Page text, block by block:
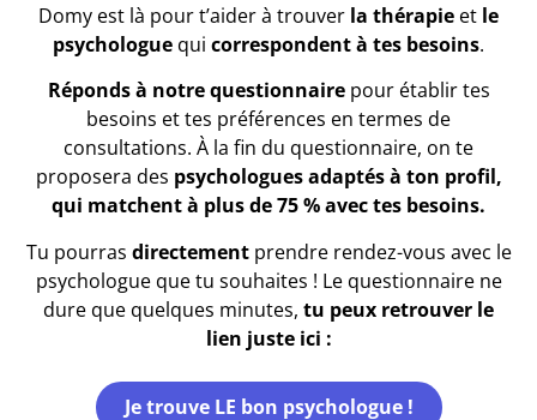
Domy est là pour t’aider à trouver la thérapie et le
psychologue qui correspondent à tes besoins.
Réponds à notre questionnairepour établir tes
besoins et tes préférences en termes de
consultations. À la fin du questionnaire, on te
proposera des psychologues adaptés à ton profil,
qui matchent à plus de 75 % avec tes besoins.
Tu pourras directementprendre rendez-vous avec le
psychologue que tu souhaites ! Le questionnaire ne
dure que quelques minutes, tu peux retrouver le
lien juste ici :
Je trouve LE bon psychologue !